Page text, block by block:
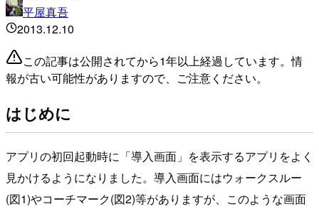
平屋真吾
2013.12.10
この記事は公開されてから1年以上経過しています。情
報が古い可能性がありますので、ご注意ください。
はじめに
アプリの初回起動時に「導入画面」を表示するアプリをよく
見かけるようになりました。導入画面にはウォークスルー
(図1)やコーチマーク(図2)等がありますが、このような画面